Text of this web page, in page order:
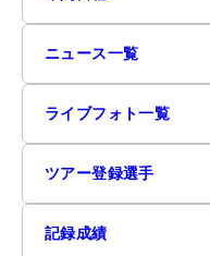
ニュース一覧
ライブフォト一覧
ツアー登録選手
記録成績